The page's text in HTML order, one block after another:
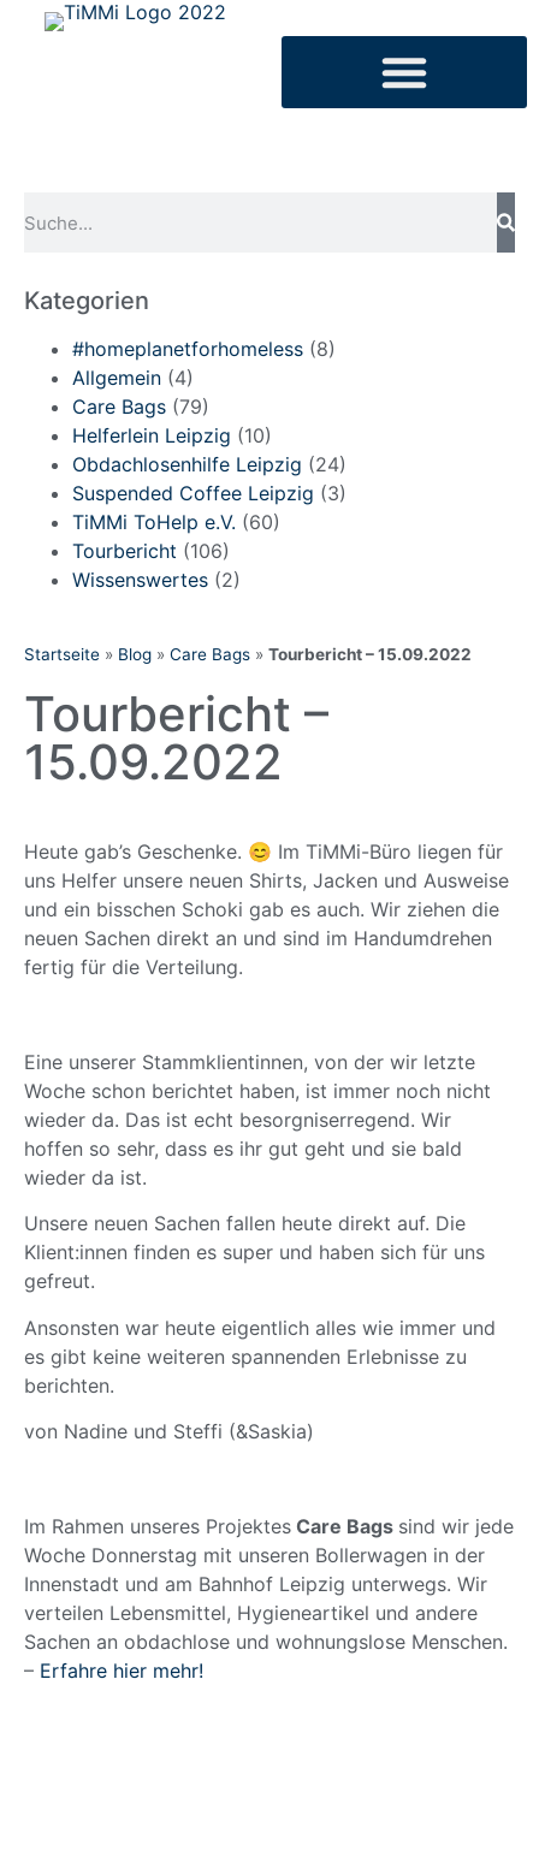
Startseite » Blog » Care Bags » Tourbericht – 15.09.2022
Tourbericht –
15.09.2022
Heute gab’s Geschenke. 😊 Im TiMMi-Büro liegen für
uns Helfer unsere neuen Shirts, Jacken und Ausweise
und ein bisschen Schoki gab es auch. Wir ziehen die
neuen Sachen direkt an und sind im Handumdrehen
fertig für die Verteilung.
Eine unserer Stammklientinnen, von der wir letzte
Woche schon berichtet haben, ist immer noch nicht
wieder da. Das ist echt besorgniserregend. Wir
hoffen so sehr, dass es ihr gut geht und sie bald
wieder da ist.
Unsere neuen Sachen fallen heute direkt auf. Die
Klient:innen finden es super und haben sich für uns
gefreut.
Ansonsten war heute eigentlich alles wie immer und
es gibt keine weiteren spannenden Erlebnisse zu
berichten.
von Nadine und Steffi (&Saskia)
Im Rahmen unseres Projektes Care Bags sind wir jede
Woche Donnerstag mit unseren Bollerwagen in der
Innenstadt und am Bahnhof Leipzig unterwegs. Wir
verteilen Lebensmittel, Hygieneartikel und andere
Sachen an obdachlose und wohnungslose Menschen.
– Erfahre hier mehr!
Kategorien
#homeplanetforhomeless (8)
Allgemein (4)
Care Bags (79)
Helferlein Leipzig (10)
Obdachlosenhilfe Leipzig (24)
Suspended Coffee Leipzig (3)
TiMMi ToHelp e.V. (60)
Tourbericht (106)
Wissenswertes (2)